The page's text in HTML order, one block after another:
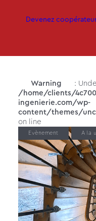
Devenez
Warning
:
/home/clients/
ingenierie.com/wp-
content/themes/
on line
Evènement A la